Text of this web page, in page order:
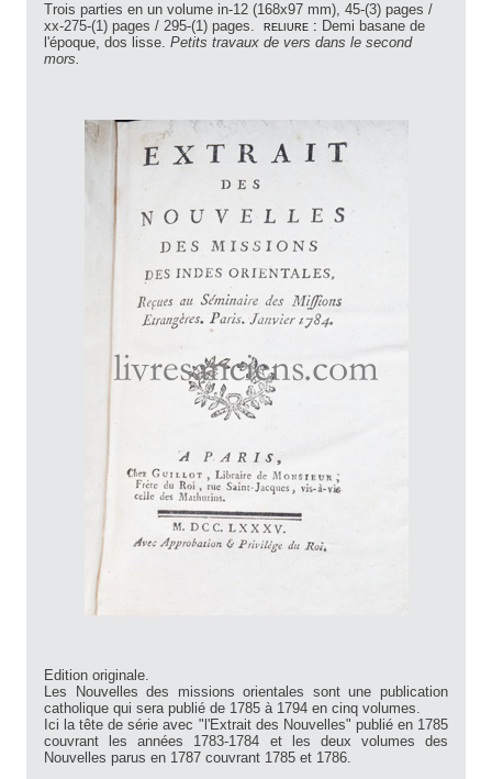
Trois parties en un volume in-12 (168x97 mm), 45-(3) pages /
xx-275-(1) pages / 295-(1) pages. reliure : Demi basane de
l'époque, dos lisse. Petits travaux de vers dans le second
mors.
Edition originale.
Les Nouvelles des missions orientales sont une publication
catholique qui sera publié de 1785 à 1794 en cinq volumes.
Ici la tête de série avec "l'Extrait des Nouvelles" publié en 1785
couvrant les années 1783-1784 et les deux volumes des
Nouvelles parus en 1787 couvrant 1785 et 1786.